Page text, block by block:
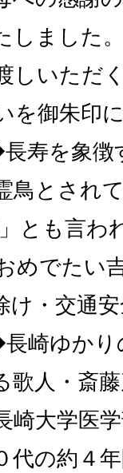
しました
しいただ
を御朱印
寿を象徴
鳥とされ
とも言わ
めでたい
け・交通
崎ゆかり
歌人・斎
崎大学医
代の約４